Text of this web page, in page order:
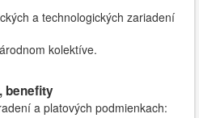
a technologických zariadení
kolektíve.
benefity
a platových podmienkach: